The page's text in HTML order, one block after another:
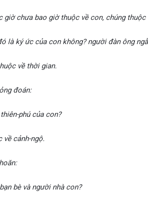
giờ chưa bao giờ thuộc về con, chúng thuộc
là ký ức của con không? người đàn ông
về thời gian.
đoán:
phú của con?
về cảnh-ngộ.
bè và người nhà con?